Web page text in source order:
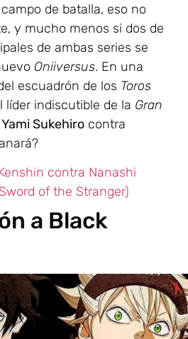
de batalla, eso no
y mucho menos si dos de
de ambas series se
Oniiversus. En una
escuadrón de los Toros
líder indiscutible de la Gran
Yami Sukehiro contra
contra Nanashi
of the Stranger)
a Black